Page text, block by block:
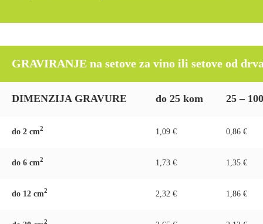
GRAVIRANJE na setove za vino ili setove od
DIMENZIJA GRAVURE do 25 kom 25 –
do 2 cm2 1,09 € 0,86 €
do 6 cm2 1,73 € 1,35 €
do 12 cm2 2,32 € 1,86 €
2